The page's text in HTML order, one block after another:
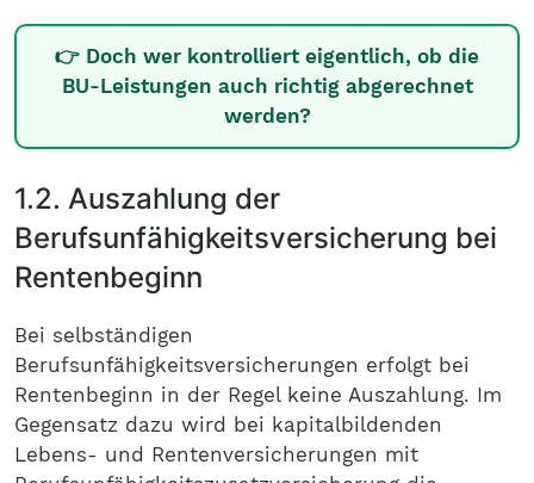
👉 Doch wer kontrolliert eigentlich, ob die
BU-Leistungen auch richtig abgerechnet
werden?
1.2. Auszahlung der
Berufsunfähigkeitsversicherung bei
Rentenbeginn
Bei selbständigen
Berufsunfähigkeitsversicherungen erfolgt bei
Rentenbeginn in der Regel keine Auszahlung. Im
Gegensatz dazu wird bei kapitalbildenden
Lebens- und Rentenversicherungen mit